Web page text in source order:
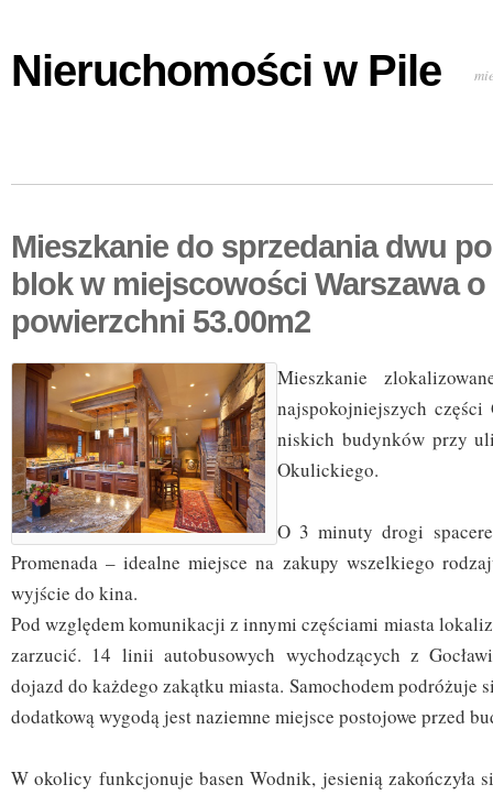
Nieruchomości w Pile
Mieszkanie do sprzedania dwu
blok w miejscowości Warszawa o
powierzchni 53.00m2
Mieszkanie
najspokojniejszych części
niskich budynków przy
Okulickiego.
O 3 minuty drogi
Promenada – idealne miejsce na zakupy wszelkiego
wyjście do kina.
Pod względem komunikacji z innymi częściami miasta
zarzucić. 14 linii autobusowych wychodzących z
dojazd do każdego zakątku miasta. Samochodem podróżuje
dodatkową wygodą jest naziemne miejsce postojowe przed
W okolicy funkcjonuje basen Wodnik, jesienią zakończyła